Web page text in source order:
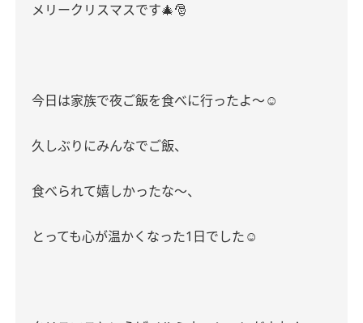
メリークリスマスです🎄🎅
今日は家族で夜ご飯を食べに行ったよ〜☺︎
久しぶりにみんなでご飯、
食べられて嬉しかったな〜、
とっても心が温かくなった1日でした☺️